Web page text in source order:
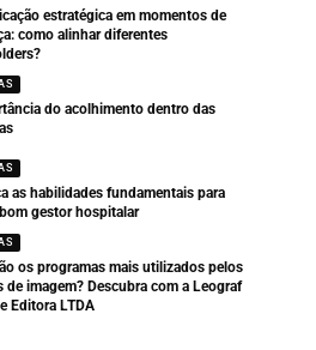
estratégica em momentos de
como alinhar diferentes
do acolhimento dentro das
as habilidades fundamentais para
gestor hospitalar
os programas mais utilizados pelos
de imagem? Descubra com a Leograf
Editora LTDA